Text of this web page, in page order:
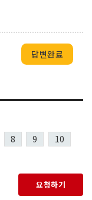
답변완료
8 9
10
요청하기